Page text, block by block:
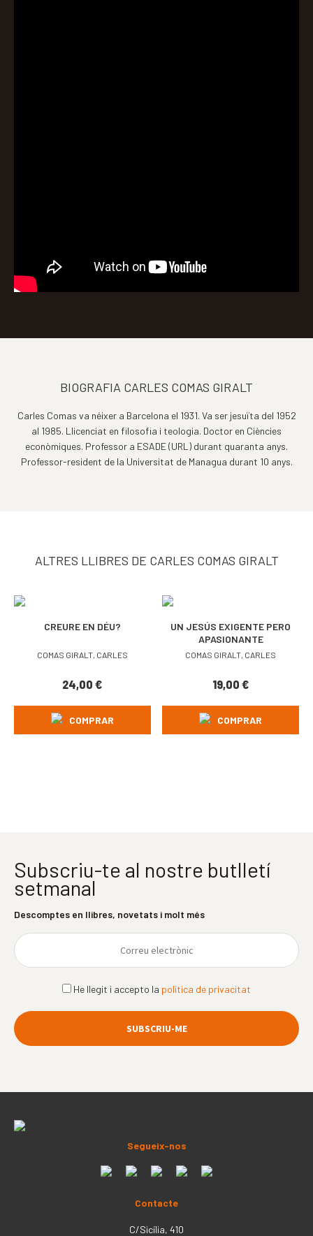
BIOGRAFIA CARLES COMAS GIRALT
Carles Comas va néixer a Barcelona el 1931. Va ser jesuïta del 1952
al 1985. Llicenciat en filosofia i teologia. Doctor en Ciències
econòmiques. Professor a ESADE (URL) durant quaranta anys.
Professor-resident de la Universitat de Managua durant 10 anys.
ALTRES LLIBRES DE CARLES COMAS GIRALT
CREURE EN DÉU?
COMAS GIRALT, CARLES
24,00€
COMPRAR
UN JESÚS EXIGENTE PERO
APASIONANTE
COMAS GIRALT, CARLES
19,00€
COMPRAR
Subscriu-te al nostre butlletí
setmanal
Descomptes en llibres, novetats i molt més
He llegit i accepto la política de privacitat
Segueix-nos
Contacte
C/Sicília, 410